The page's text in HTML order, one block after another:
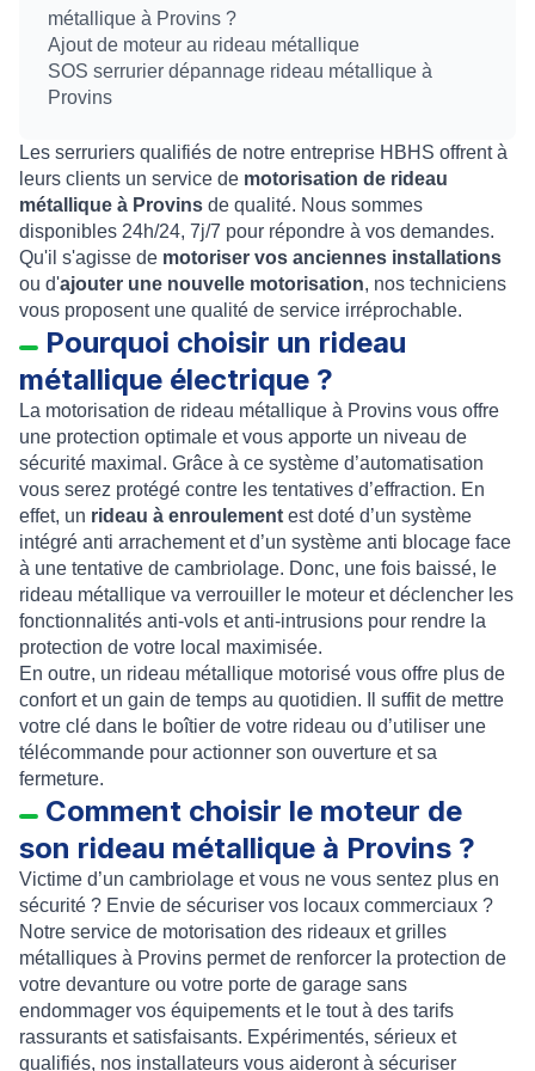
métallique à Provins ?
Ajout de moteur au rideau métallique
SOS serrurier dépannage rideau métallique à
Provins
Les serruriers qualifiés de notre entreprise HBHS offrent à
leurs clients un service de motorisation de rideau
métallique à Provins de qualité. Nous sommes
disponibles 24h/24, 7j/7 pour répondre à vos demandes.
Qu'il s'agisse de motoriser vos anciennes installations
ou d'ajouter une nouvelle motorisation, nos techniciens
vous proposent une qualité de service irréprochable.
Pourquoi choisir un rideau
métallique électrique ?
La motorisation de rideau métallique à Provins vous offre
une protection optimale et vous apporte un niveau de
sécurité maximal. Grâce à ce système d’automatisation
vous serez protégé contre les tentatives d’effraction. En
effet, un rideau à enroulement est doté d’un système
intégré anti arrachementet d’un système anti blocage face
à une tentative de cambriolage. Donc, une fois baissé, le
rideau métallique va verrouiller le moteur et déclencher les
fonctionnalités anti-vols et anti-intrusions pour rendre la
protection de votre local maximisée.
En outre, un rideau métallique motorisé vous offre plus de
confort et un gain de temps au quotidien. Il suffit de mettre
votre clé dans le boîtier de votre rideau ou d’utiliser une
télécommande pour actionner son ouverture et sa
fermeture.
Comment choisir le moteur de
son rideau métallique à Provins ?
Victime d’un cambriolage et vous ne vous sentez plus en
sécurité ? Envie de sécuriser vos locaux commerciaux ?
Notre service de motorisation des rideaux et grilles
métalliques à Provins permet de renforcer la protection de
votre devanture ou votre porte de garage sans
endommager vos équipements et le tout à des tarifs
rassurants et satisfaisants. Expérimentés, sérieux et
qualifiés, nos installateurs vous aideront à sécuriser